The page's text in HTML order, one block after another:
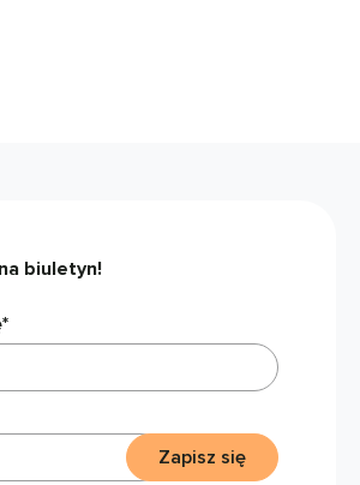
biuletyn!
Zapisz się